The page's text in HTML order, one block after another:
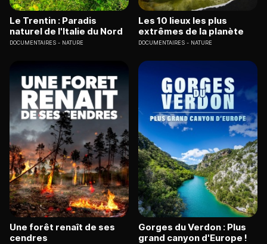
Le Trentin : Paradis
naturel de l'Italie du Nord
DOCUMENTAIRES NATURE
Les 10 lieux les plus
extrêmes de la planète
DOCUMENTAIRES NATURE
Une forêt renaît de ses
cendres
Gorges du Verdon : Plus
grand canyon d'Europe !